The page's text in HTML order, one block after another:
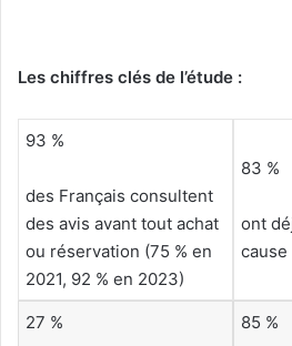
Les chiffres clés de l’étude :
93 %
des Français consultent
des avis avant tout achat
ou réservation (75 % en
2021, 92 % en 2023)
83 %
ont
cause
27 % 85 %